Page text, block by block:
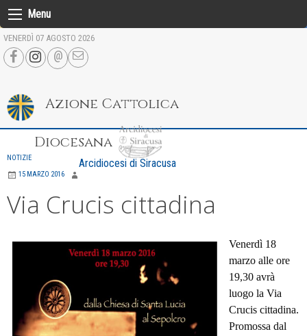
Skip
to
content
Menu
VENERDÌ 07 AGOSTO 2026
Azione Cattolica
Diocesana
Arcidiocesi di Siracusa
NOTIZIE
15 MARZO 2016
Via Crucis cittadina
Venerdì 18
marzo alle ore
19,30 avrà
luogo la Via
Crucis cittadina.
Promossa dal